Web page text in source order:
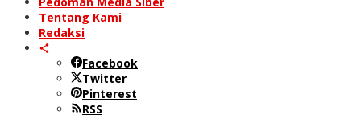
Tentang Kami
Redaksi
Facebook
Twitter
Pinterest
RSS